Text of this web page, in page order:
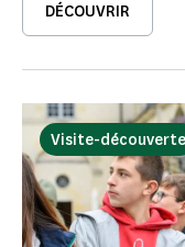
DÉCOUVRIR
Visite-découverte